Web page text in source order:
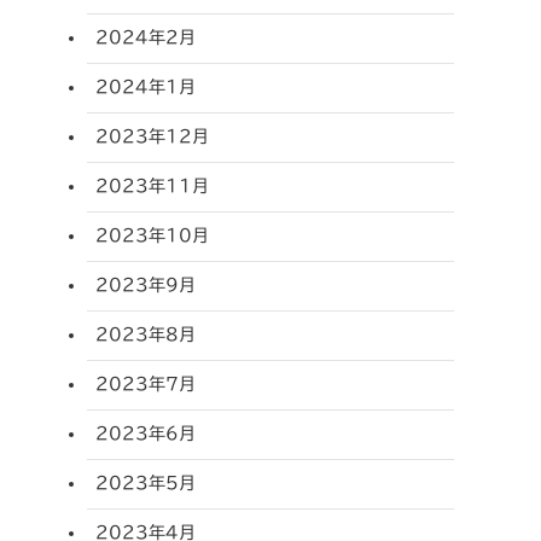
2024年2月
2024年1月
2023年12月
2023年11月
2023年10月
2023年9月
2023年8月
2023年7月
2023年6月
2023年5月
2023年4月